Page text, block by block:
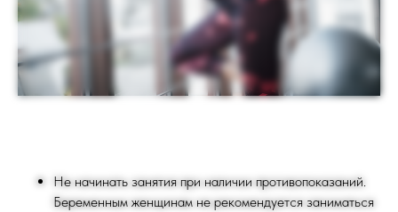
Не начинать занятия при наличии противопоказаний.
Беременным женщинам не рекомендуется заниматься